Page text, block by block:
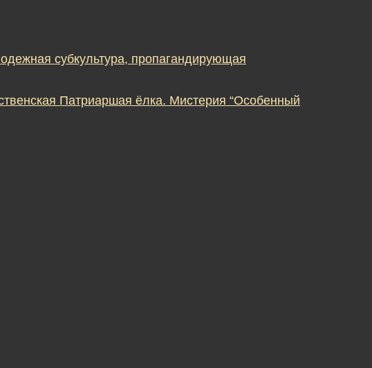
субкультура, пропагандирующая
Патриаршая ёлка. Мистерия “Особенный